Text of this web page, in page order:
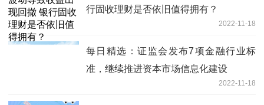
行固收理财是否依旧值得拥有？
2022-11-18
每日精选：证监会发布7项金融行业标
准，继续推进资本市场信息化建设
2022-11-18